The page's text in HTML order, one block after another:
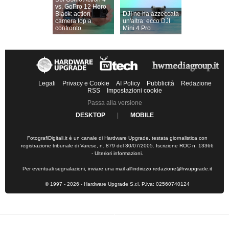
vs. GoPro 12 Hero
Black: action
camera top a
confronto
DJI ne ha azzeccata
un'altra: ecco DJI
Mini 4 Pro
Legali Privacy e Cookie AI Policy Pubblicità
Redazione
RSS
Impostazioni cookie
Passa alla versione
DESKTOP
MOBILE
FotografiDigitali.it è un canale di Hardware Upgrade, testata giornalistica con
registrazione tribunale di Varese, n. 879 del 30/07/2005. Iscrizione ROC n. 13366
- Ulteriori informazioni.
Per eventuali segnalazioni, inviare una mail all'indirizzo redazione@hwupgrade.it
© 1997 - 2026 - Hardware Upgrade S.r.l. P.iva: 02560740124